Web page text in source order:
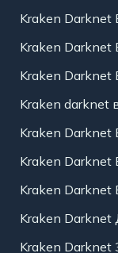
Kraken
Kraken
Kraken
Kraken darknet
Kraken
Kraken
Kraken
Kraken
Kraken